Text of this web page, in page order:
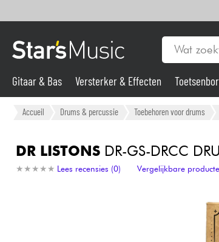
Gitaar & Bas
Synths & samplers
Gitaar & Bas Versterker & Effecten
Accueil Drums & percussie Toebehoren voor drums
DR LISTONSDR-GS-DRCC
★ ★ ★ ★ ★
★ ★ ★ ★ ★ Lees recensies (0) Vergelijkbare